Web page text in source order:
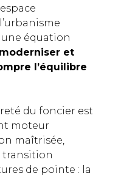
équation
et
l’équilibre
du foncier est
moteur
maîtrisée,
transition
de pointe : la